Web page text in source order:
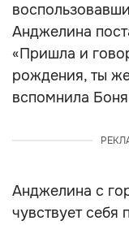
Анджелина
«Пришла и
рождения, ты
вспомнила
Анджелина с
чувствует